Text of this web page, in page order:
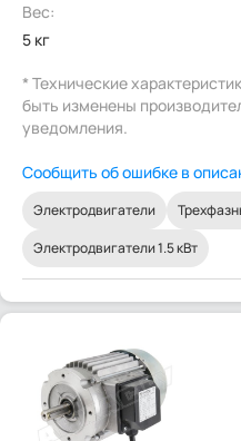
Вес:
5 кг
* Технические
быть изменены
уведомления.
Сообщить об ошибке в
Электродвигатели
Электродвигатели 1.5 кВт